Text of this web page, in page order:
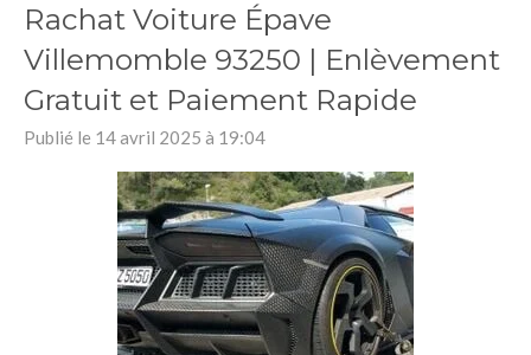
Rachat Voiture Épave
Villemomble 93250 | Enlèvement
Gratuit et Paiement Rapide
Publié le 14 avril 2025 à 19:04